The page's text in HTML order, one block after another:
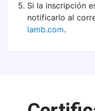
Si la inscripción
notificarlo al
lamb.com.